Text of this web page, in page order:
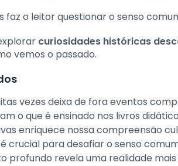
faz o leitor questionar o senso
curiosidades históricas
vemos o passado.
vezes deixa de fora eventos
o que é ensinado nos livros
enriquece nossa compreensão
crucial para desafiar o senso
profundo revela uma realidade